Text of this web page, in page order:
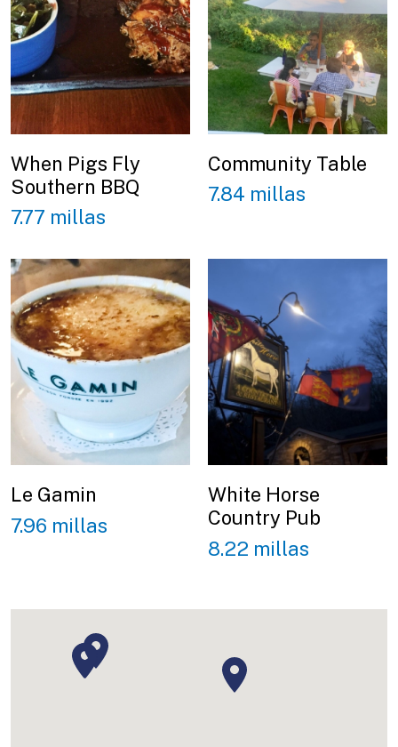
When Pigs Fly
Southern BBQ
7.77 millas
Community Table
7.84 millas
Le Gamin
7.96 millas
White Horse
Country Pub
8.22 millas